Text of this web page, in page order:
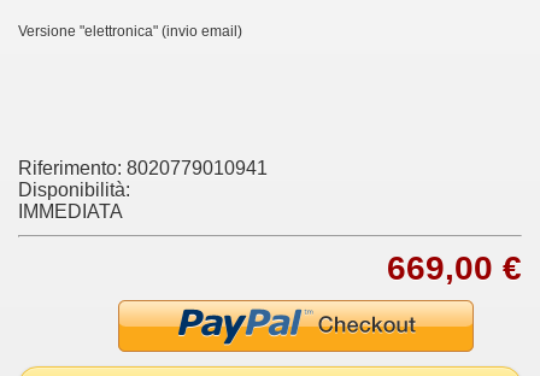
Versione "elettronica" (invio email)
Riferimento: 8020779010941
Disponibilità:
IMMEDIATA
669,00 €